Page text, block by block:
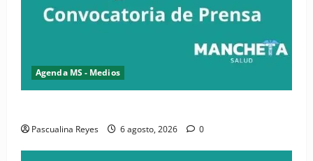
Agenda MS - Medios
Pascualina Reyes 6 agosto, 2026 0